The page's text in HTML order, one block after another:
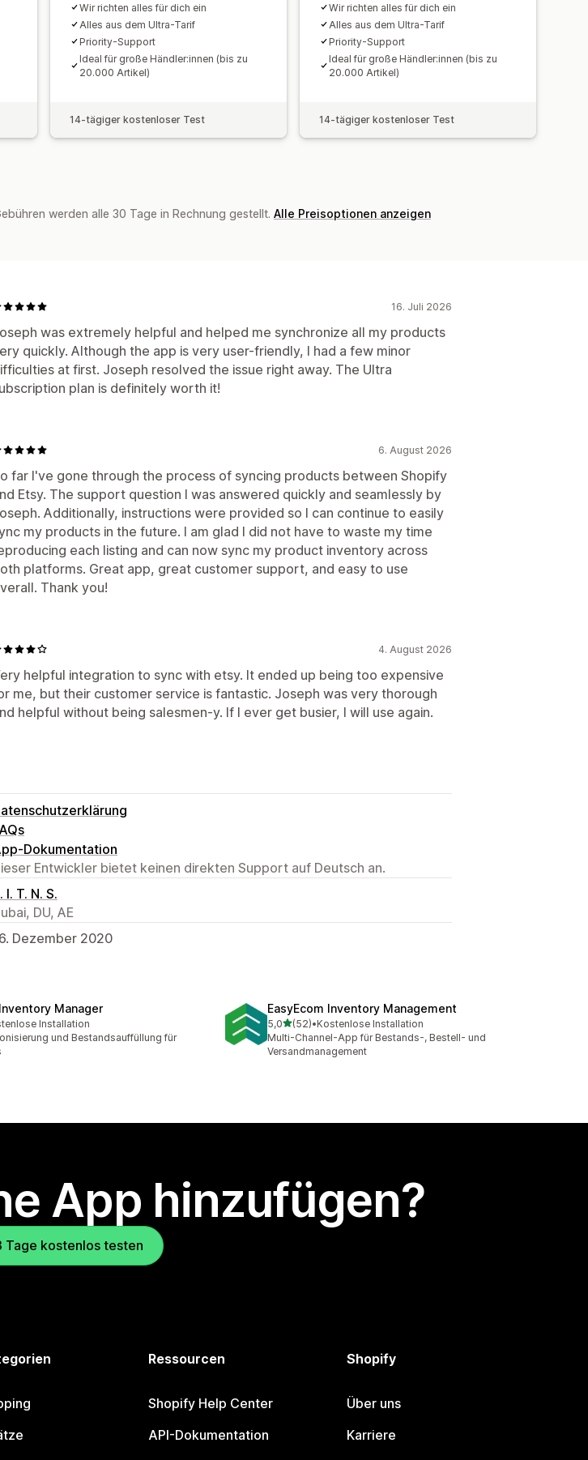
Wir richten alles für dich ein
Alles aus dem Ultra-Tarif
Priority-Support
Ideal für große Händler:innen (bis zu
20.000 Artikel)
14-tägiger kostenloser Test
Wir richten alles für dich ein
Alles aus dem Ultra-Tarif
Priority-Support
Ideal für große Händler:innen (bis zu
20.000 Artikel)
14-tägiger kostenloser Test
werden alle 30 Tage in Rechnung gestellt. Alle Preisoptionen anzeigen
16. Juli 2026
was extremely helpful and helped me synchronize all my products
quickly. Although the app is very user-friendly, I had a few minor
at first. Joseph resolved the issue right away. The Ultra
plan is definitely worth it!
6. August 2026
far I've gone through the process of syncing products between Shopify
Etsy. The support question I was answered quickly and seamlessly by
Additionally, instructions were provided so I can continue to easily
my products in the future. I am glad I did not have to waste my time
each listing and can now sync my product inventory across
platforms. Great app, great customer support, and easy to use
Thank you!
4. August 2026
helpful integration to sync with etsy. It ended up being too expensive
me, but their customer service is fantastic. Joseph was very thorough
helpful without being salesmen-y. If I ever get busier, I will use again.
Dokumentation
Entwickler bietet keinen direkten Support auf Deutsch an.
I. T. N. S.
DU, AE
Dezember 2020
Manager
insgesamtInstallation
und Bestandsauffüllung für
EasyEcom Inventory Management
5,0von 5 Sternen
(52)
52 Rezensionen insgesamt
•Kostenlose Installation
Multi-Channel-App für Bestands-, Bestell- und
Versandmanagement
App hinzufügen?
Tage kostenlos testen
Ressourcen
Shopify Help Center
API-Dokumentation
Shopify
Über uns
Karriere